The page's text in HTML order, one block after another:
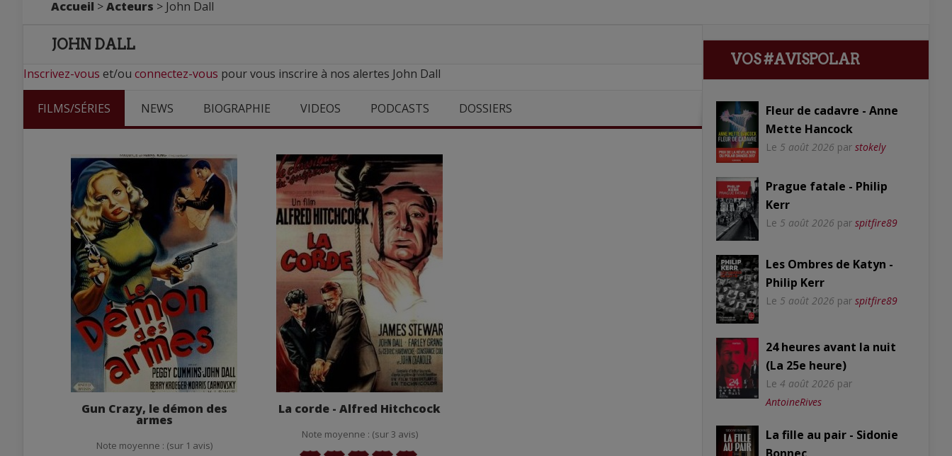
Accueil >Acteurs > John Dall
JOHN DALL
Inscrivez-vous et/ou connectez-vous pour vous inscrire à nos alertes John Dall
FILMS/SÉRIES NEWS BIOGRAPHIE VIDEOS PODCASTS DOSSIERS
Gun Crazy, le démon des
armes
Note moyenne : (sur 1 avis)
La corde - Alfred Hitchcock
Note moyenne : (sur 3 avis)
VOS #AVISPOLAR
Fleur de cadavre - Anne
Mette Hancock
Le 5 août 2026 par stokely
Prague fatale - Philip
Kerr
Le 5 août 2026 par spitfire89
Les Ombres de Katyn -
Philip Kerr
Le 5 août 2026 par spitfire89
24 heures avant la nuit
(La 25e heure)
Le 4 août 2026 par
AntoineRives
La fille au pair - Sidonie